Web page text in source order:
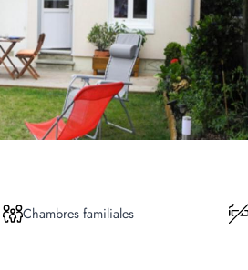
Chambres familiales